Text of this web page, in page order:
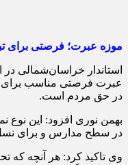
موزه عبرت؛ فرصتی برای
استاندار خراسان‌شمالی در
عبرت فرصتی مناسب برای
در حق مردم است.
بهمن نوری افزود: این نوع
در سطح مدارس و برای نسل
وی تاکید کرد: هر آنچه که